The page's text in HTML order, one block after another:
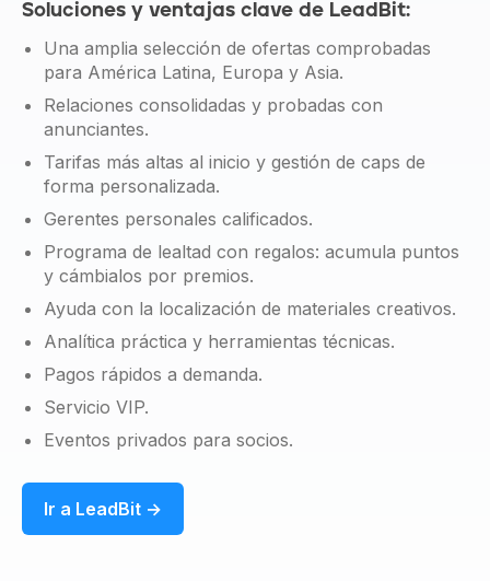
Soluciones y ventajas clave de LeadBit:
Una amplia selección de ofertas comprobadas
para América Latina, Europa y Asia.
Relaciones consolidadas y probadas con
anunciantes.
Tarifas más altas al inicio y gestión de caps de
forma personalizada.
Gerentes personales calificados.
Programa de lealtad con regalos: acumula puntos
y cámbialos por premios.
Ayuda con la localización de materiales creativos.
Analítica práctica y herramientas técnicas.
Pagos rápidos a demanda.
Servicio VIP.
Eventos privados para socios.
Ir a LeadBit →